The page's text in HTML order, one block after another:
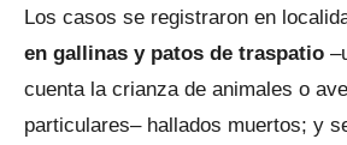
Los casos se registraron en
en gallinas y patos de traspatio
cuenta la crianza de animales o
particulares– hallados muertos; y